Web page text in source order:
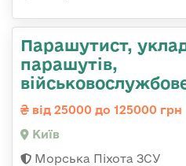
Парашутист,
парашутів,
від 25000 до 125000 грн
Київ
Морська Піхота ЗСУ